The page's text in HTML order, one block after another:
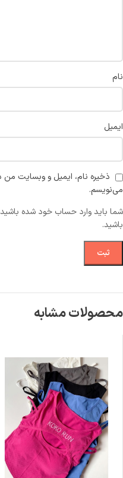
نام
ایمیل
ذخیره نام، ایمیل و وبسایت من
می‌نویسم.
شما باید وارد حساب خود شده
باشید.
محصولات مشابه